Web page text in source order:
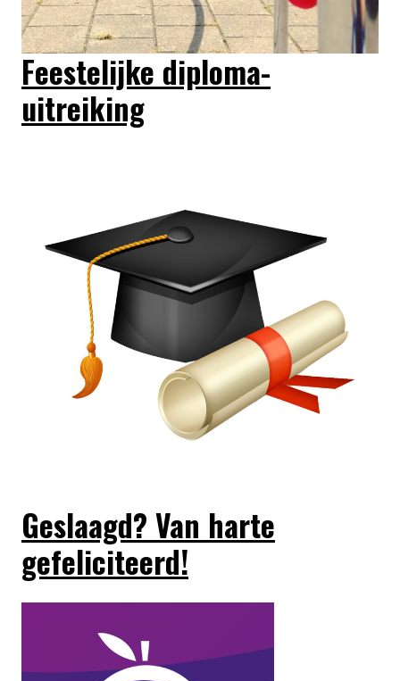
Feestelijke diploma-
uitreiking
Geslaagd? Van harte
gefeliciteerd!